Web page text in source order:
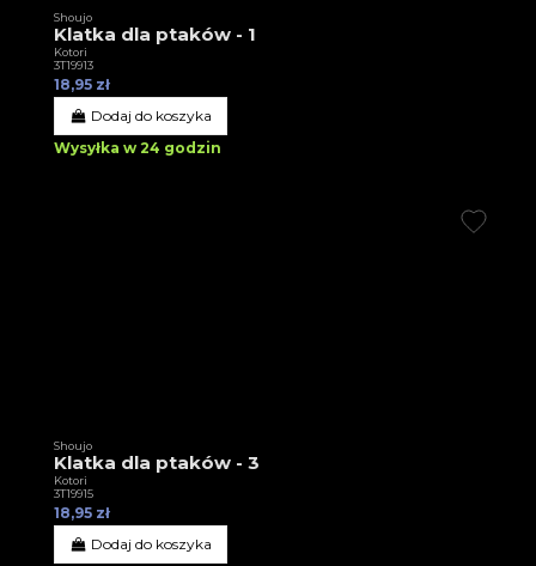
Shoujo
Klatka dla ptaków - 1
Kotori
3T19913
18,95 zł
Dodaj do koszyka
Wysyłka w 24 godzin
Shoujo
Klatka dla ptaków - 3
Kotori
3T19915
18,95 zł
Dodaj do koszyka